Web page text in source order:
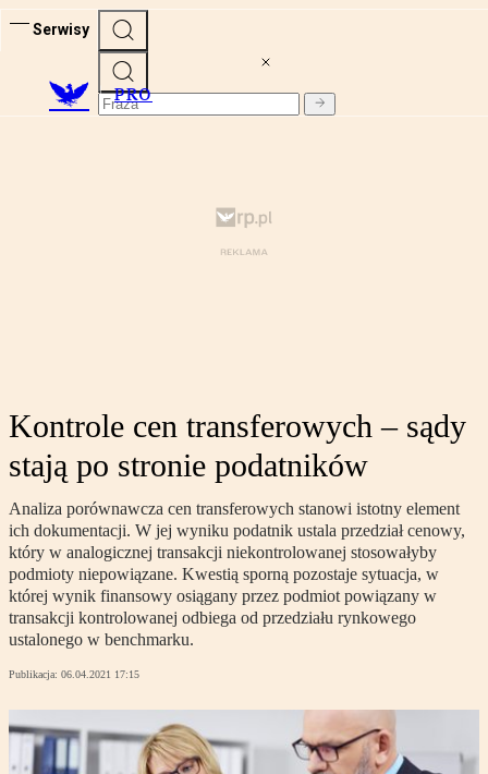
Serwisy
PRO
Kontrole cen transferowych – sądy
stają po stronie podatników
Analiza porównawcza cen transferowych stanowi istotny element
ich dokumentacji. W jej wyniku podatnik ustala przedział cenowy,
który w analogicznej transakcji niekontrolowanej stosowałyby
podmioty niepowiązane. Kwestią sporną pozostaje sytuacja, w
której wynik finansowy osiągany przez podmiot powiązany w
transakcji kontrolowanej odbiega od przedziału rynkowego
ustalonego w benchmarku.
Publikacja: 06.04.2021 17:15